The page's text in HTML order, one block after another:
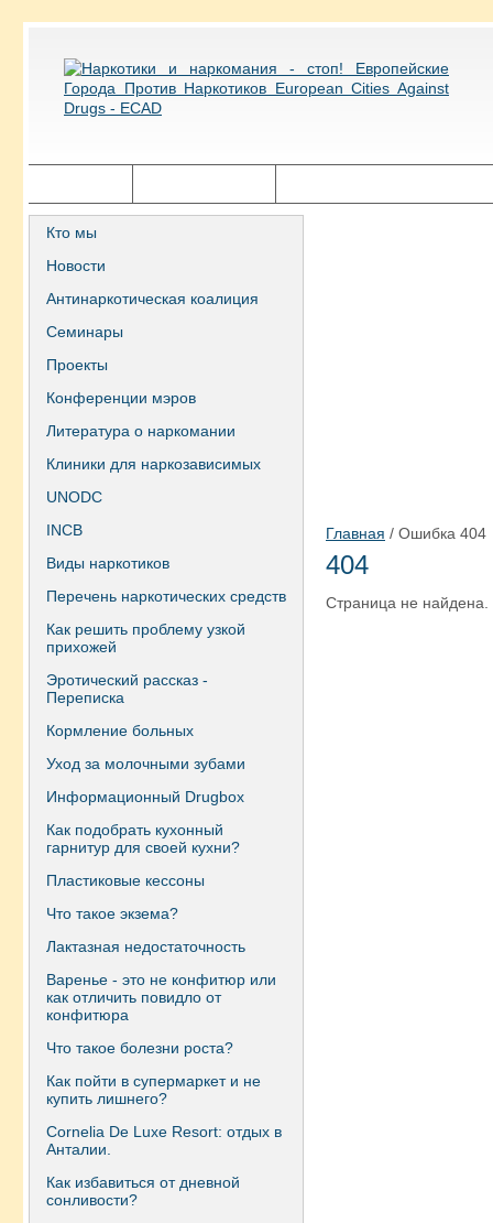
Кто мы
Новости
Антинаркотическая коалиция
Семинары
Проекты
Конференции мэров
Литература о наркомании
Клиники для наркозависимых
UNODC
INCB
Виды наркотиков
Перечень наркотических средств
Как решить проблему узкой
прихожей
Эротический рассказ -
Переписка
Кормление больных
Уход за молочными зубами
Информационный Drugbox
Как подобрать кухонный
гарнитур для своей кухни?
Пластиковые кессоны
Что такое экзема?
Лактазная недостаточность
Варенье - это не конфитюр или
как отличить повидло от
конфитюра
Что такое болезни роста?
Как пойти в супермаркет и не
купить лишнего?
Сornelia De Luxe Resort: отдых в
Анталии.
Как избавиться от дневной
сонливости?
Главная / Ошибка 404
404
Страница не найдена.